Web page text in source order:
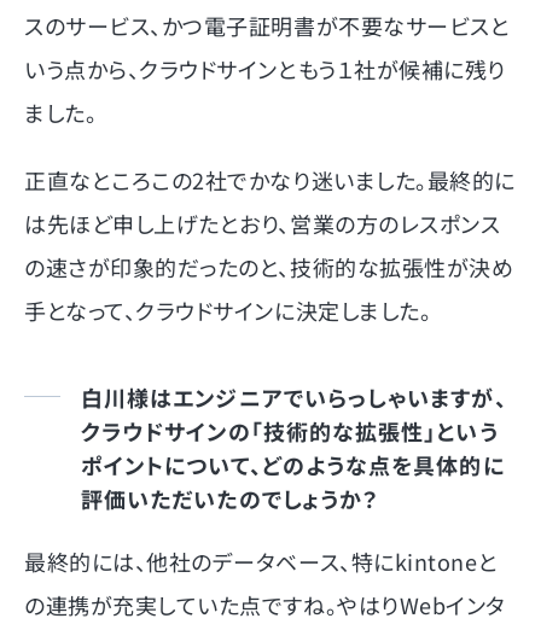
スのサービス、かつ電子証明書が不要なサービスと
いう点から、クラウドサインともう１社が候補に残り
ました。
正直なところこの2社でかなり迷いました。最終的に
は先ほど申し上げたとおり、営業の方のレスポンス
の速さが印象的だったのと、技術的な拡張性が決め
手となって、クラウドサインに決定しました。
白川様はエンジニアでいらっしゃいますが、
クラウドサインの「技術的な拡張性」という
ポイントについて、どのような点を具体的に
評価いただいたのでしょうか？
最終的には、他社のデータベース、特にkintoneと
の連携が充実していた点ですね。やはりWebインタ